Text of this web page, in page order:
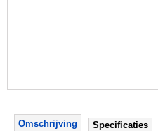
Omschrijving Specificaties